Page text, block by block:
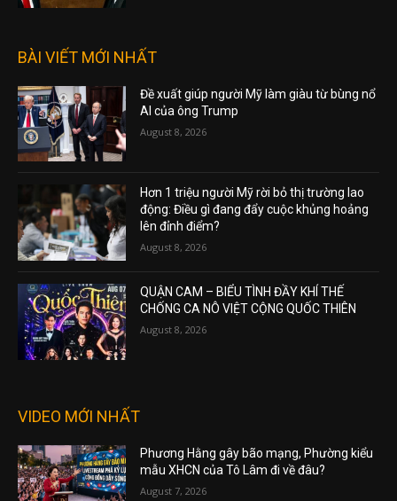
BÀI VIẾT MỚI NHẤT
Đề xuất giúp người Mỹ làm giàu từ bùng nổ
AI của ông Trump
August 8, 2026
Hơn 1 triệu người Mỹ rời bỏ thị trường lao
động: Điều gì đang đẩy cuộc khủng hoảng
lên đỉnh điểm?
August 8, 2026
QUẬN CAM – BIỂU TÌNH ĐẦY KHÍ THẾ
CHỐNG CA NÔ VIỆT CỘNG QUỐC THIÊN
August 8, 2026
VIDEO MỚI NHẤT
Phương Hằng gây bão mạng, Phường kiểu
mẫu XHCN của Tô Lâm đi về đâu?
August 7, 2026